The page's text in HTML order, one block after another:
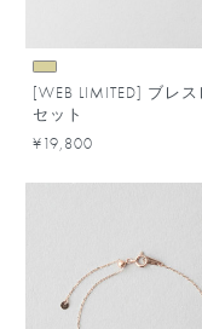
[WEB LIMITED] ブレス
セット
¥19,800